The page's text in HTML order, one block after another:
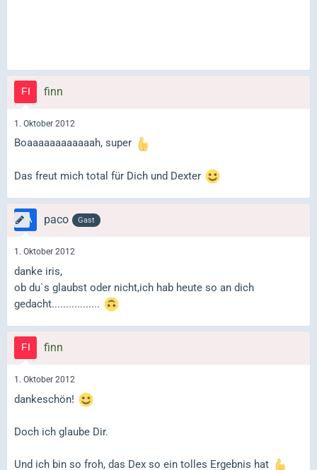
finn
1. Oktober 2012
Boaaaaaaaaaaaah, super
Das freut mich total für Dich und Dexter
paco Gast
1. Oktober 2012
danke iris,
ob du`s glaubst oder nicht,ich hab heute so an dich
gedacht.................
finn
1. Oktober 2012
dankeschön!
Doch ich glaube Dir.
Und ich bin so froh, das Dex so ein tolles Ergebnis hat